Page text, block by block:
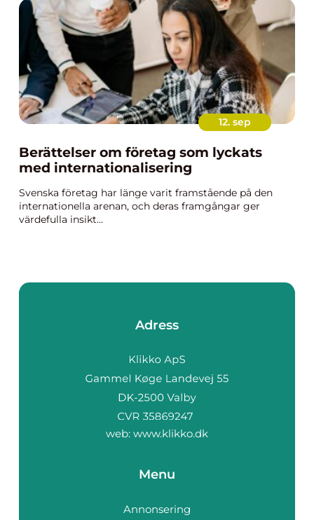
12. sep
Berättelser om företag som lyckats
med internationalisering
Svenska företag har länge varit framstående på den
internationella arenan, och deras framgångar ger
värdefulla insikt...
Adress
web: www.klikko.dk
Menu
Annonsering